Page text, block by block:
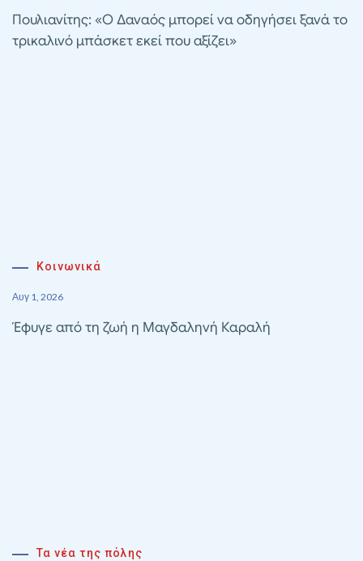
Πουλιανίτης: «Ο Δαναός μπορεί να οδηγήσει ξανά το
τρικαλινό μπάσκετ εκεί που αξίζει»
Κοινωνικά
Αυγ 1, 2026
Έφυγε από τη ζωή η Μαγδαληνή Καραλή
Τα νέα της πόλης